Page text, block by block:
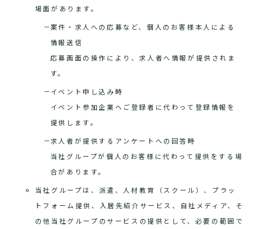
場面があります。
案件・求人への応募など、個人のお客様本人による
情報送信
応募画面の操作により、求人者へ情報が提供されま
す。
イベント申し込み時
イベント参加企業へご登録者に代わって登録情報を
提供します。
求人者が提供するアンケートへの回答時
当社グループが個人のお客様に代わって提供をする場
合があります。
当社グループは、派遣、人材教育（スクール）、プラッ
トフォーム提供、入居先紹介サービス、自社メディア、そ
の他当社グループのサービスの提供として、必要の範囲で